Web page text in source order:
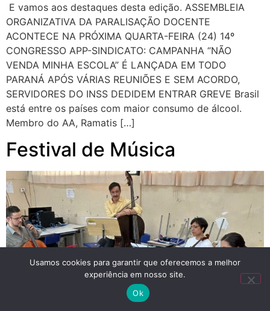
E vamos aos destaques desta edição. ASSEMBLEIA
ORGANIZATIVA DA PARALISAÇÃO DOCENTE
ACONTECE NA PRÓXIMA QUARTA-FEIRA (24) 14º
CONGRESSO APP-SINDICATO: CAMPANHA “NÃO
VENDA MINHA ESCOLA” É LANÇADA EM TODO
PARANÁ APÓS VÁRIAS REUNIÕES E SEM ACORDO,
SERVIDORES DO INSS DEDIDEM ENTRAR GREVE Brasil
está entre os países com maior consumo de álcool.
Membro do AA, Ramatis […]
Festival de Música
Usamos cookies para garantir que oferecemos a melhor
experiência em nosso site.
Ok